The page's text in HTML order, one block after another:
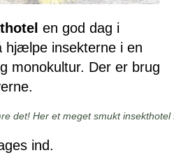
en god dag i
hjælpe insekterne i en
monokultur. Der er brug
det! Her et meget smukt
ind.